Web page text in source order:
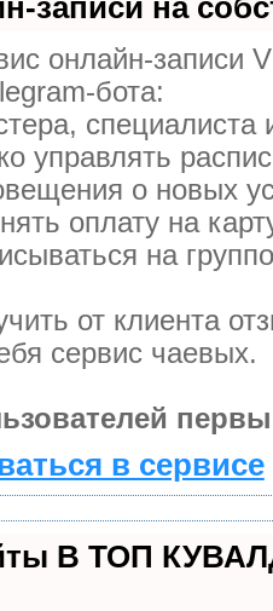
записи на
онлайн-записи
бота:
управлять
о новых
оплату на
на
от клиента
сервис чаевых.
в сервисе
В ТОП